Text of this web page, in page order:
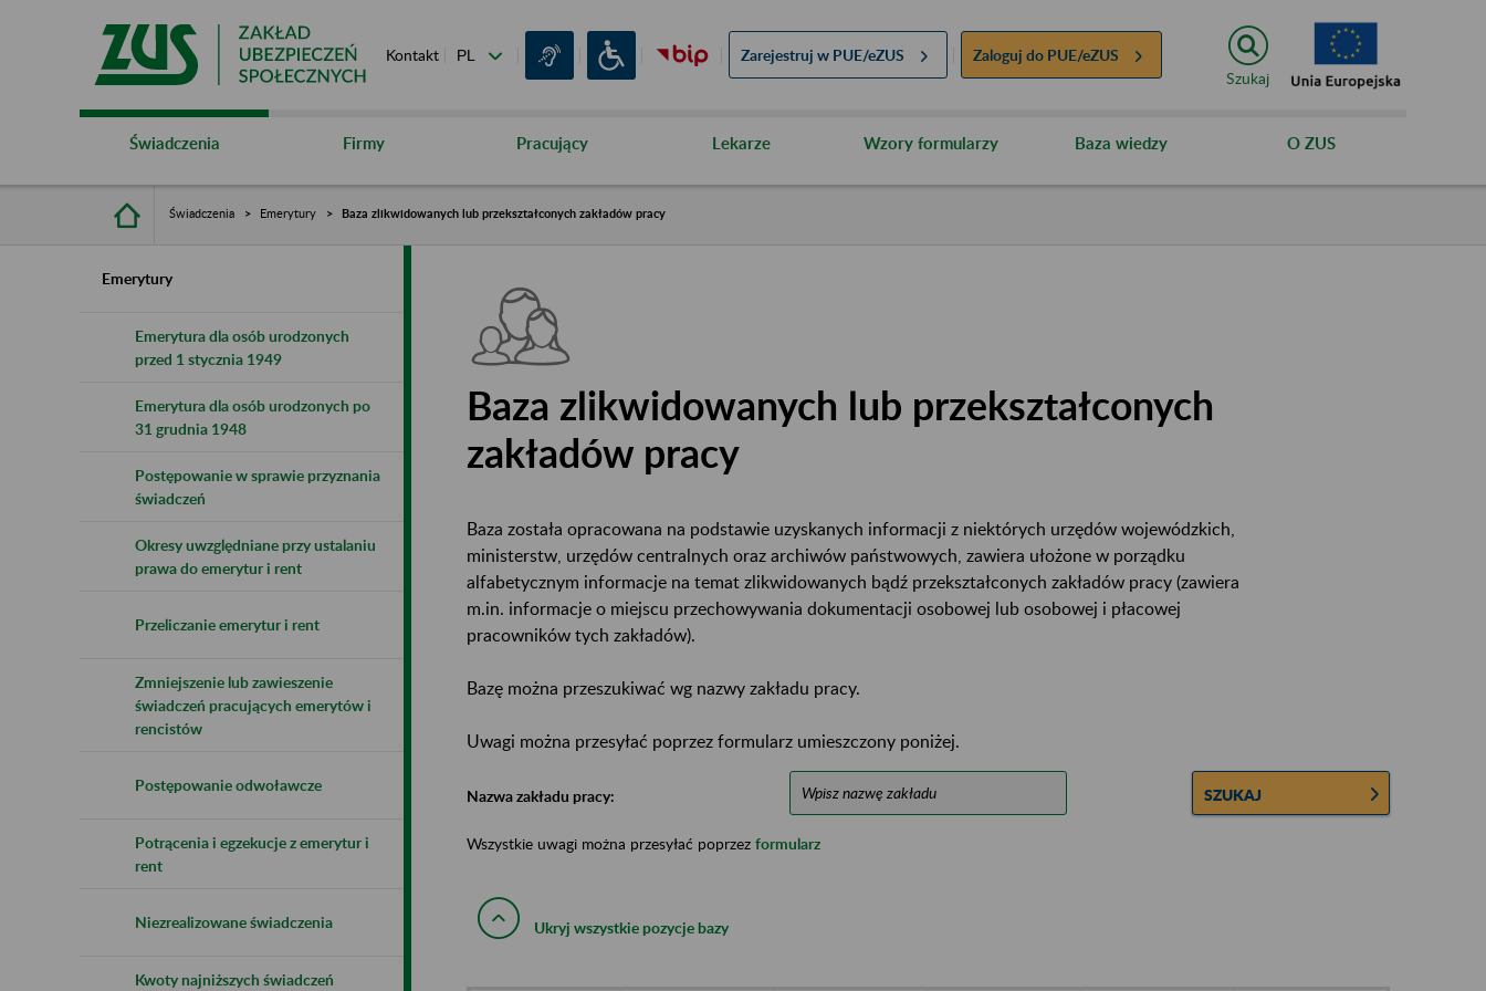
Kontakt Zarejestruj w PUE/eZUS Zaloguj do PUE/eZUS
Szukaj
Świadczenia Firmy Pracujący Lekarze Wzory formularzy Baza wiedzy O ZUS
Świadczenia Emerytury Baza zlikwidowanych lub przekształconych zakładów pracy
Emerytury
Emerytura dla osób urodzonych
przed 1 stycznia 1949
Emerytura dla osób urodzonych po
31 grudnia 1948
Postępowanie w sprawie przyznania
świadczeń
Okresy uwzględniane przy ustalaniu
prawa do emerytur i rent
Przeliczanie emerytur i rent
Zmniejszenie lub zawieszenie
świadczeń pracujących emerytów i
rencistów
Postępowanie odwoławcze
Potrącenia i egzekucje z emerytur i
rent
Niezrealizowane świadczenia
Kwoty najniższych świadczeń
Baza zlikwidowanych lub przekształconych
zakładów pracy
Baza została opracowana na podstawie uzyskanych informacji z niektórych urzędów wojewódzkich,
ministerstw, urzędów centralnych oraz archiwów państwowych, zawiera ułożone w porządku
alfabetycznym informacje na temat zlikwidowanych bądź przekształconych zakładów pracy (zawiera
m.in. informacje o miejscu przechowywania dokumentacji osobowej lub osobowej i płacowej
pracowników tych zakładów).
Bazę można przeszukiwać wg nazwy zakładu pracy.
Uwagi można przesyłać poprzez formularz umieszczony poniżej.
Nazwa zakładu pracy: SZUKAJ
Wszystkie uwagi można przesyłać poprzez formularz
Ukryj wszystkie pozycje bazy